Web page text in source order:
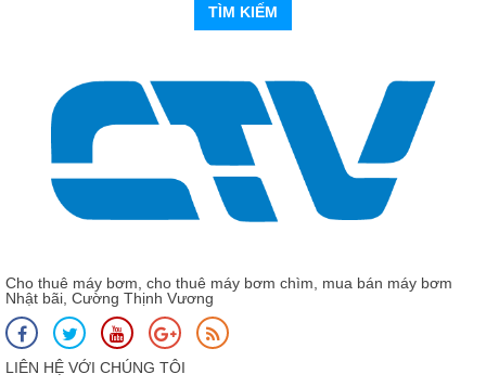
TÌM KIẾM
Cho thuê máy bơm, cho thuê máy bơm chìm, mua bán máy bơm
Nhật bãi, Cường Thịnh Vương
LIÊN HỆ VỚI CHÚNG TÔI